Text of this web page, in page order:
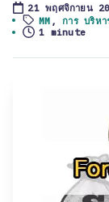
21 พฤศจิกายน
Tags:
MM ,การ บริห
1 minute